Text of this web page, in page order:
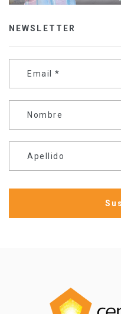
NEWSLETTER
Email *
Nombre
Apellido